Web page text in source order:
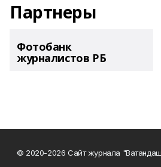
Партнеры
Фотобанк
журналистов РБ
© 2020-2026 Сайт журнала